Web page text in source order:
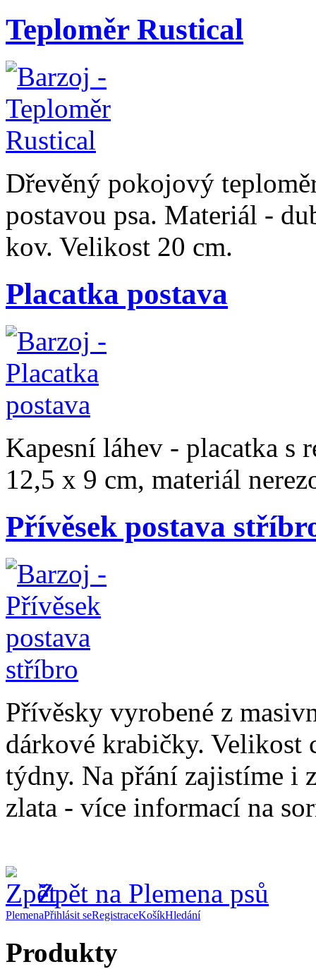
Teploměr Rustical
Dřevěný pokojový
postavou psa. Materiál -
kov. Velikost 20 cm.
Placatka postava
Kapesní láhev - placatka s
12,5 x 9 cm, materiál
Přívěsek postava
Přívěsky vyrobené z
dárkové krabičky. Velikost
týdny. Na přání zajistíme i
zlata - více informací na
Zpět na Plemena psů
PlemenaPřihlásit seRegistraceKošíkHledání
Produkty